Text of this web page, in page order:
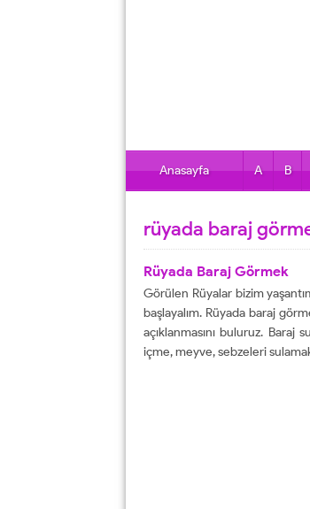
Anasayfa A B
rüyada baraj
Rüyada Baraj Görmek
Görülen Rüyalar bizim
başlayalım. Rüyada baraj
açıklanmasını buluruz.
içme, meyve, sebzeleri